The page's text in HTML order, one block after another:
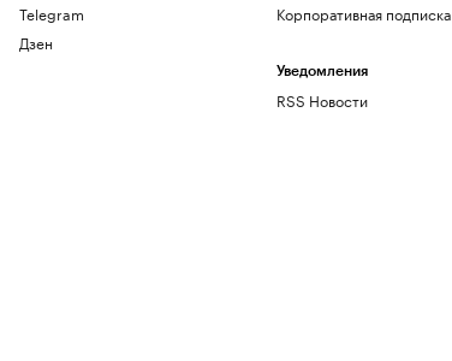
Telegram
Дзен
Корпоративная подписка
Уведомления
RSS Новости